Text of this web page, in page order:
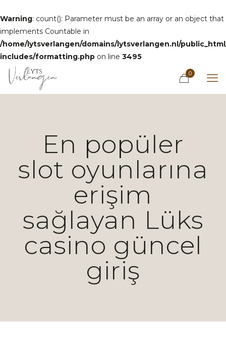
Warning: count(): Parameter must be an array or an object that
implements Countable in
/home/lytsverlangen/domains/lytsverlangen.nl/
includes/formatting.php on line 3495
0
En popüler
slot oyunlarına
erişim
sağlayan Lüks
casino güncel
giriş